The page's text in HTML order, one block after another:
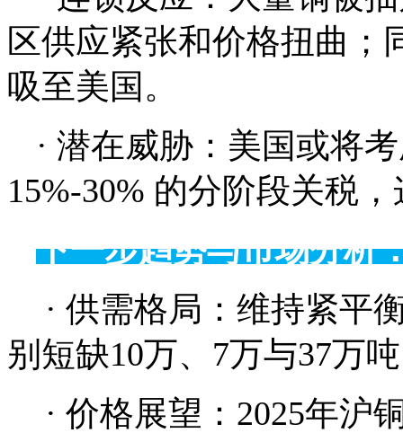
区供应紧张和价格扭曲；
吸至美国。
· 潜在威胁：美国或将
15%-30% 的分阶段关税
下一步趋势与市场分析
· 供需格局：维持紧平
别短缺10万、7万与37万
· 价格展望：2025年沪